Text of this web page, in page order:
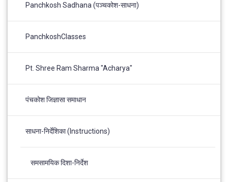
Panchkosh Sadhana (पञ्चकोश-साधना)
PanchkoshClasses
Pt. Shree Ram Sharma "Acharya"
पंचकोश जिज्ञासा समाधान
साधना-निर्देशिका (Instructions)
समसामयिक दिशा-निर्देश